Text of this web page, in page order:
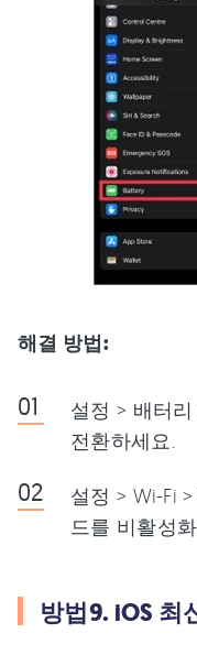
해결 방법:
설정 > 배터
전환하세요.
설정 > Wi-Fi
드를 비활성
방법9. iOS 최